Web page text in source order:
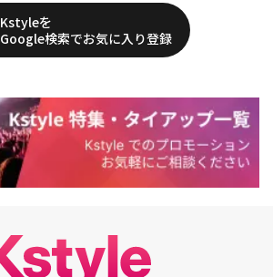
Kstyleを
Google検索でお気に入り登録